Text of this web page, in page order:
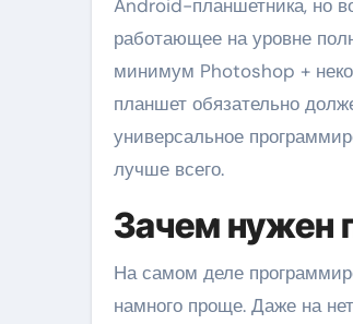
Android-планшетника, но
работающее на уровне
минимум Photoshop +
планшет обязательно
универсальное
лучше всего.
Зачем нужен
На самом деле
намного проще. Даже на